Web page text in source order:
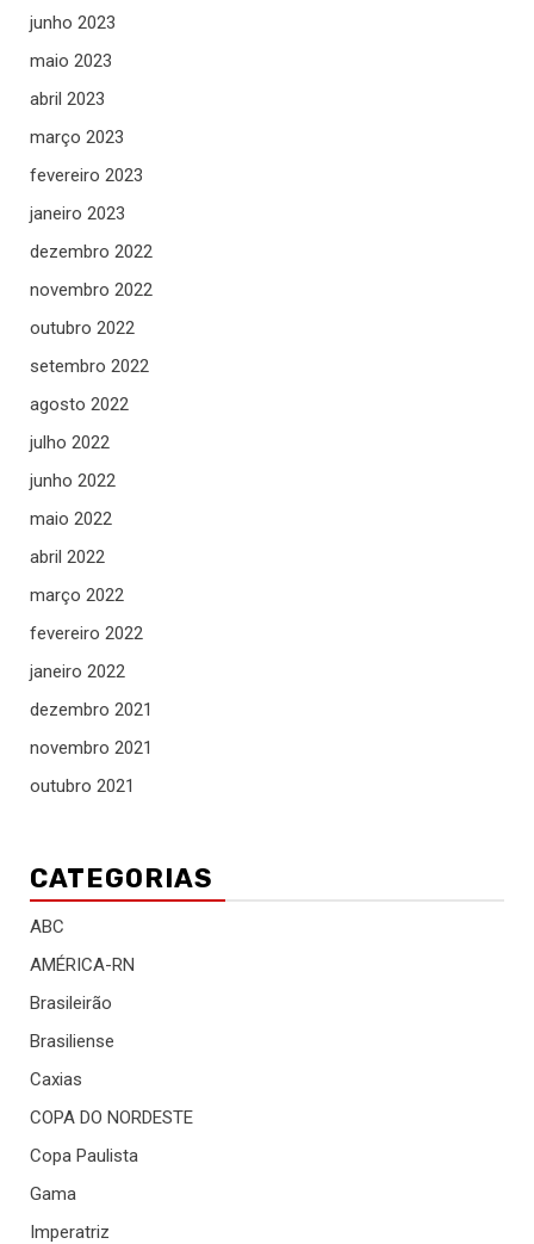
junho 2023
maio 2023
abril 2023
março 2023
fevereiro 2023
janeiro 2023
dezembro 2022
novembro 2022
outubro 2022
setembro 2022
agosto 2022
julho 2022
junho 2022
maio 2022
abril 2022
março 2022
fevereiro 2022
janeiro 2022
dezembro 2021
novembro 2021
outubro 2021
CATEGORIAS
ABC
AMÉRICA-RN
Brasileirão
Brasiliense
Caxias
COPA DO NORDESTE
Copa Paulista
Gama
Imperatriz